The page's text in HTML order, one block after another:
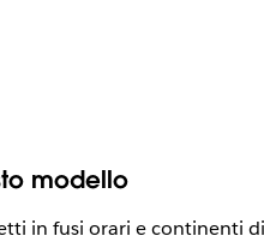
modello
in fusi orari e continenti